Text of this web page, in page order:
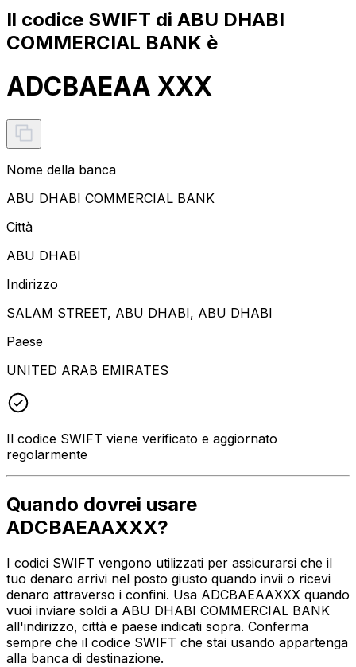
Il codice SWIFT di ABU DHABI
COMMERCIAL BANK è
ADCBAEAA XXX
Nome della banca
ABU DHABI COMMERCIAL BANK
Città
ABU DHABI
Indirizzo
SALAM STREET, ABU DHABI, ABU DHABI
Paese
UNITED ARAB EMIRATES
Il codice SWIFT viene verificato e aggiornato
regolarmente
Quando dovrei usare
ADCBAEAAXXX?
I codici SWIFT vengono utilizzati per assicurarsi che il
tuo denaro arrivi nel posto giusto quando invii o ricevi
denaro attraverso i confini. Usa ADCBAEAAXXX quando
vuoi inviare soldi a ABU DHABI COMMERCIAL BANK
all'indirizzo, città e paese indicati sopra. Conferma
sempre che il codice SWIFT che stai usando appartenga
alla banca di destinazione.